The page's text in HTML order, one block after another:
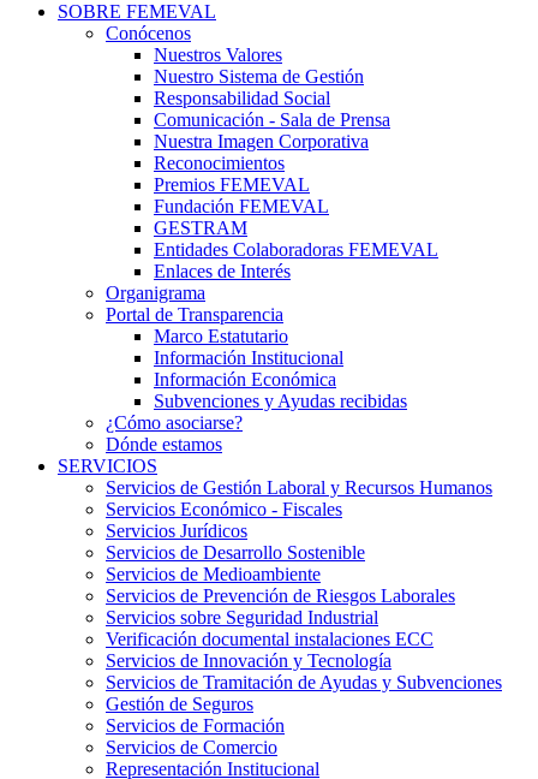
SOBRE FEMEVAL
Conócenos
Nuestros Valores
Nuestro Sistema de Gestión
Responsabilidad Social
Comunicación - Sala de Prensa
Nuestra Imagen Corporativa
Reconocimientos
Premios FEMEVAL
Fundación FEMEVAL
GESTRAM
Entidades Colaboradoras FEMEVAL
Enlaces de Interés
Organigrama
Portal de Transparencia
Marco Estatutario
Información Institucional
Información Económica
Subvenciones y Ayudas recibidas
¿Cómo asociarse?
Dónde estamos
SERVICIOS
Servicios de Gestión Laboral y Recursos Humanos
Servicios Económico - Fiscales
Servicios Jurídicos
Servicios de Desarrollo Sostenible
Servicios de Medioambiente
Servicios de Prevención de Riesgos Laborales
Servicios sobre Seguridad Industrial
Verificación documental instalaciones ECC
Servicios de Innovación y Tecnología
Servicios de Tramitación de Ayudas y Subvenciones
Gestión de Seguros
Servicios de Formación
Servicios de Comercio
Representación Institucional